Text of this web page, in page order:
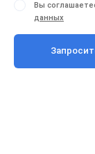
Вы
данных